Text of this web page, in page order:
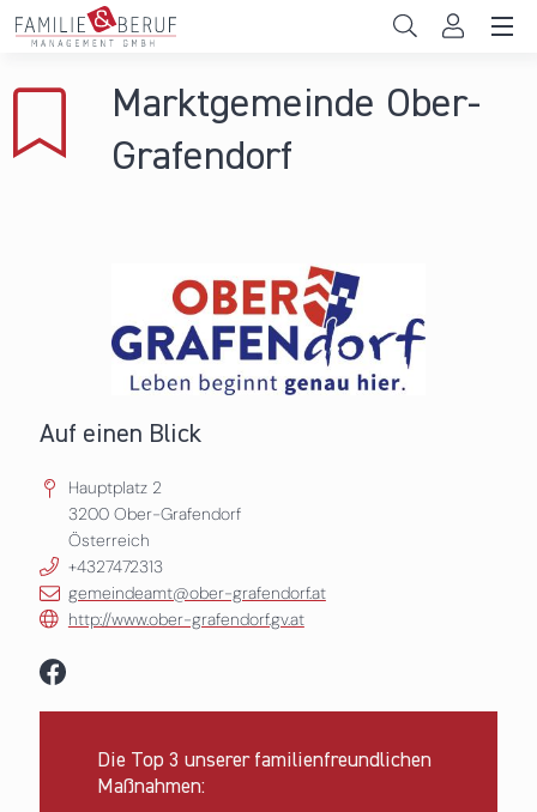
Direkt zum Inhalt
Gemeinden
News & Events
Marktgemeinde Ober-
Grafendorf
Auf einen Blick
Hauptplatz 2
3200 Ober-Grafendorf
Österreich
+4327472313
gemeindeamt@ober-grafendorf.at
http://www.ober-grafendorf.gv.at
Die Top 3 unserer familienfreundlichen
Maßnahmen: